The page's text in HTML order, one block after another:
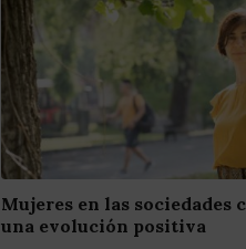
Mujeres en las sociedades
una evolución positiva